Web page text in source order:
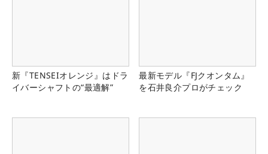
新『TENSEIオレンジ』はドラ
イバーシャフトの“最適解”
最新モデル『FJクオンタム』
を石井良介プロがチェック